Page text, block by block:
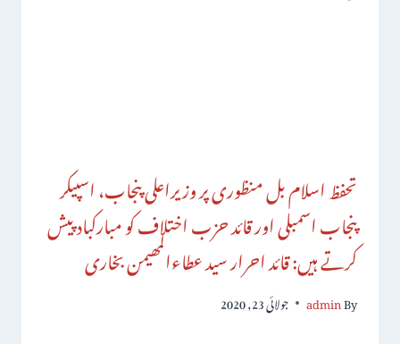
تحفظ اسلام بل منظوری پر وزیراعلی پنجاب، اسپیکر
پنجاب اسمبلی اور قائد حزب اختلاف کو مبارکباد پیش
کرتے ہیں: قائد احرار سید عطاءالمھیمن بخاری
By
admin جولائی 23, 2020